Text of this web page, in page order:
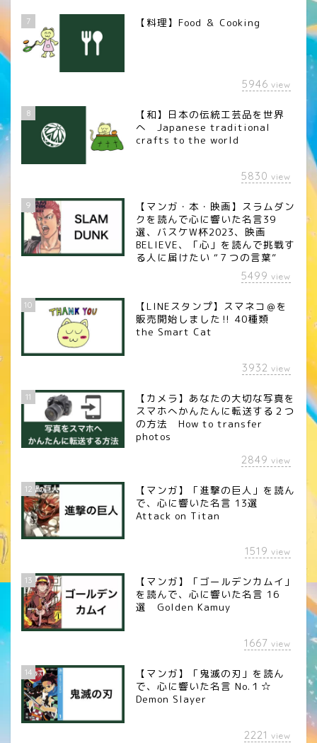
7 【料理】Food ＆ Cooking
5946 view
8
【和】日本の伝統工芸品を世界
へ Japanese traditional
crafts to the world
5830 view
9
【マンガ・本・映画】スラムダン
クを読んで心に響いた名言39
選、バスケW杯2023、映画
BELIEVE、「心」を読んで挑戦す
る人に届けたい “７つの言葉”
5499 view
10
【LINEスタンプ】スマネコ＠を
販売開始しました‼︎ 40種類
the Smart Cat
3932 view
11
【カメラ】あなたの大切な写真を
スマホへかんたんに転送する２つ
の方法 How to transfer
photos
2849 view
12
【マンガ】「進撃の巨人」を読ん
で、心に響いた名言 13選
Attack on Titan
1519 view
13
【マンガ】「ゴールデンカムイ」
を読んで、心に響いた名言 16
選 Golden Kamuy
1667 view
14
【マンガ】「鬼滅の刃」を読ん
で、心に響いた名言 No.１☆
Demon Slayer
2221 view